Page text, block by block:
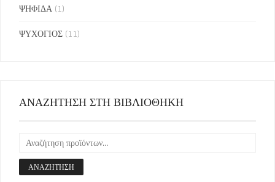
ΨΗΦΙΔΑ (1)
ΨΥΧΟΓΙΟΣ (11)
ΑΝΑΖΗΤΗΣΗ ΣΤΗ ΒΙΒΛΙΟΘΗΚΗ
ΑΝΑΖΉΤΗΣΗ